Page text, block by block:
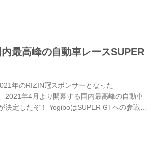
WINNER EDITION」のデザインは6月9日に解
のYogiboを是非、この機会に手に入れよ
最高峰の自動車レースSUPER
年のRIZIN冠スポンサーとなった
2021年4月より開幕する国内最高峰の自動車
定したぞ！ YogiboはSUPER GTへの参戦理
えていますが幸運にもYogiboは巣ごもり需要
境下に大きな苦戦を強いられている文化や